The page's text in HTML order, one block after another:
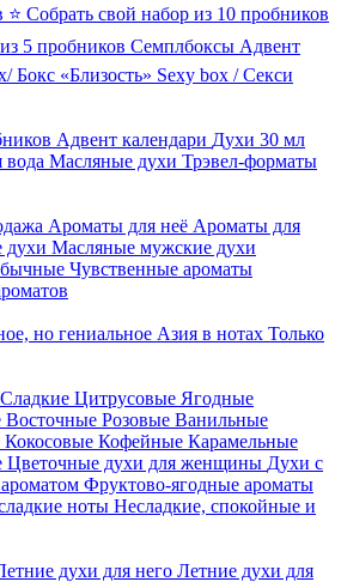
⭐ Собрать свой набор из 10 пробников
5 пробников Семплбоксы Адвент
Бокс «Близость» Sexy box / Секси
Адвент календари Духи 30 мл
Масляные духи Трэвел-форматы
Ароматы для неё Ароматы для
духи Масляные мужские духи
Чувственные ароматы
но гениальное Азия в нотах Только
Сладкие Цитрусовые Ягодные
Восточные Розовые Ванильные
Кокосовые Кофейные Карамельные
Цветочные духи для женщины Духи с
Фруктово-ягодные ароматы
ноты Несладкие, спокойные и
духи для него Летние духи для